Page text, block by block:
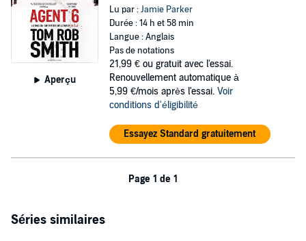
Aperçu
Lu par :Jamie Parker
Durée : 14 h et 58 min
Langue : Anglais
Pas de notations
21,99 € ou gratuit avec l'essai.
Renouvellement automatique à
5,99 €/mois après l'essai. Voir
conditions d'éligibilité
Essayez Standard gratuitement
Page 1 de 1
Séries similaires